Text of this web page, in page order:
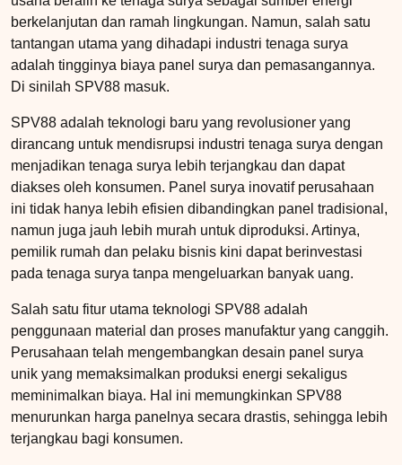
berkelanjutan dan ramah lingkungan. Namun, salah satu
tantangan utama yang dihadapi industri tenaga surya
adalah tingginya biaya panel surya dan pemasangannya.
Di sinilah SPV88 masuk.
SPV88 adalah teknologi baru yang revolusioner yang
dirancang untuk mendisrupsi industri tenaga surya dengan
menjadikan tenaga surya lebih terjangkau dan dapat
diakses oleh konsumen. Panel surya inovatif perusahaan
ini tidak hanya lebih efisien dibandingkan panel tradisional,
namun juga jauh lebih murah untuk diproduksi. Artinya,
pemilik rumah dan pelaku bisnis kini dapat berinvestasi
pada tenaga surya tanpa mengeluarkan banyak uang.
Salah satu fitur utama teknologi SPV88 adalah
penggunaan material dan proses manufaktur yang canggih.
Perusahaan telah mengembangkan desain panel surya
unik yang memaksimalkan produksi energi sekaligus
meminimalkan biaya. Hal ini memungkinkan SPV88
menurunkan harga panelnya secara drastis, sehingga lebih
terjangkau bagi konsumen.